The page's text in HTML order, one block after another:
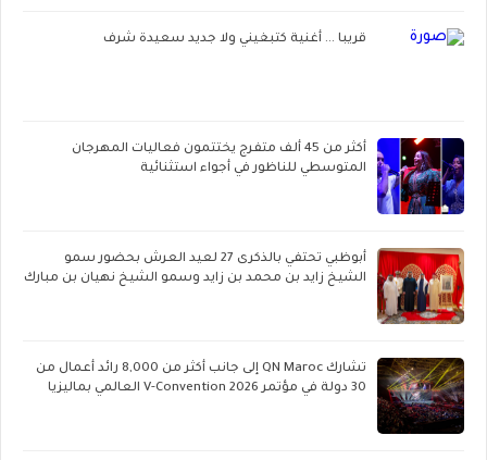
قريبا ... أغنية كتبغيني ولا جديد سعيدة شرف
أكثر من 45 ألف متفرج يختتمون فعاليات المهرجان
المتوسطي للناظور في أجواء استثنائية
أبوظبي تحتفي بالذكرى 27 لعيد العرش بحضور سمو
الشيخ زايد بن محمد بن زايد وسمو الشيخ نهيان بن مبارك
تشارك QN Maroc إلى جانب أكثر من 8,000 رائد أعمال من
30 دولة في مؤتمر V-Convention 2026 العالمي بماليزيا